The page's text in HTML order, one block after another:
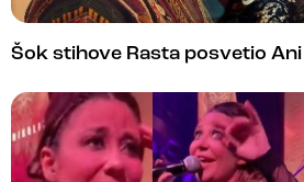
Šok stihove Rasta posvetio Ani